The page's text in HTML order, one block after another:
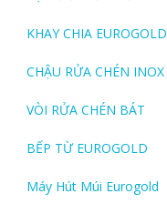
KHAY CHIA EUROGOLD
CHẬU RỬA CHÉN INOX
VÒI RỬA CHÉN BÁT
BẾP TỪ EUROGOLD
Máy Hút Múi Eurogold